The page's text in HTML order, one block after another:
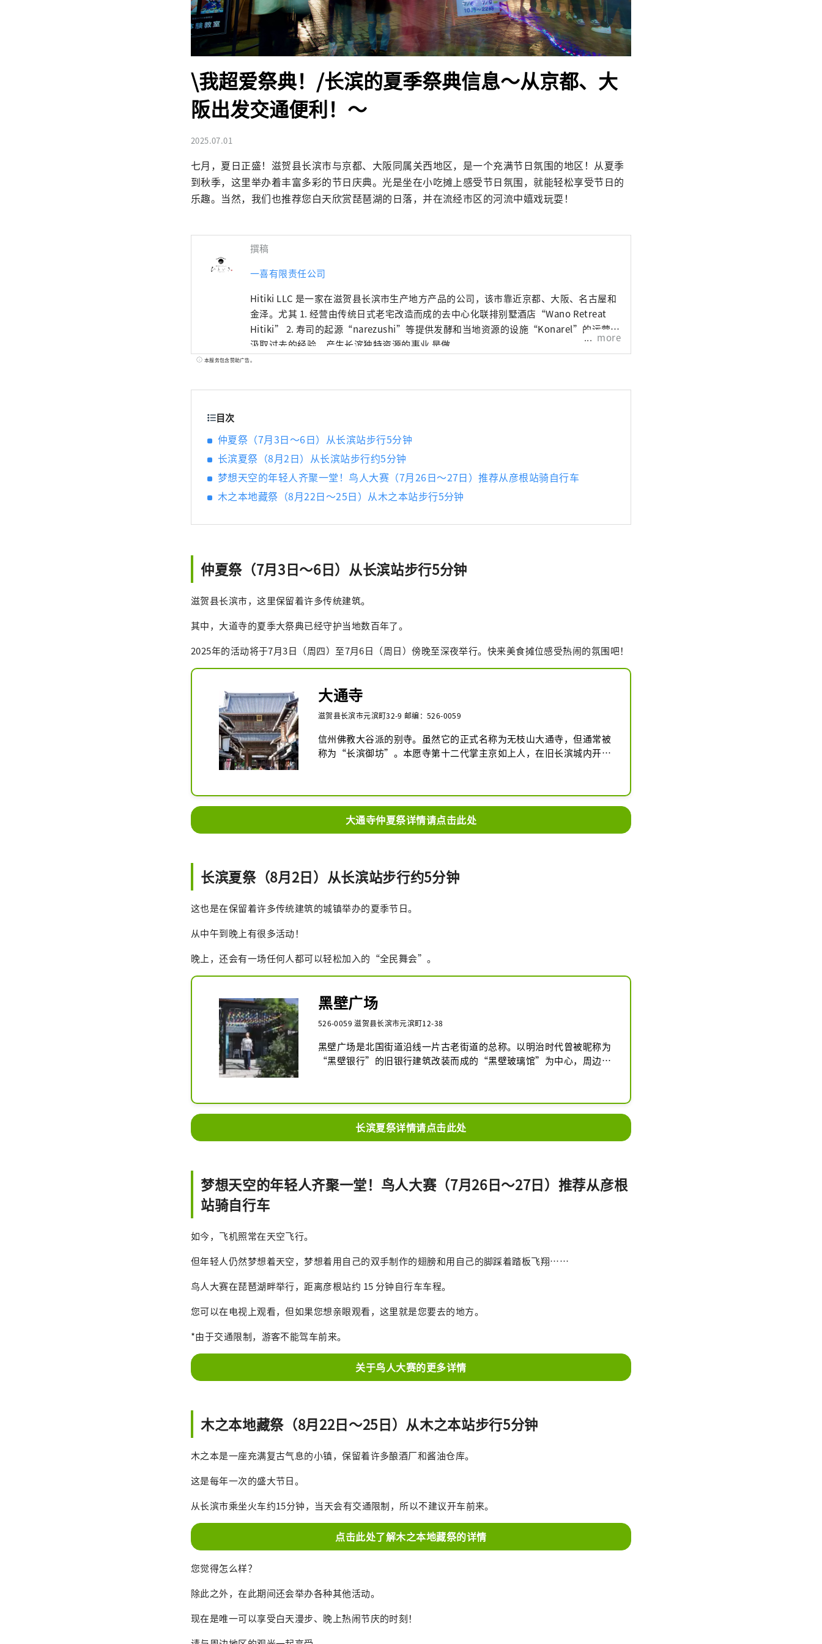
\我超爱祭典！/长滨的夏季祭典信息～从京都、大
阪出发交通便利！～
2025.07.01
七月，夏日正盛！滋贺县长滨市与京都、大阪同属关西地区，是一个充满节日氛围的地区！从夏季
到秋季，这里举办着丰富多彩的节日庆典。光是坐在小吃摊上感受节日氛围，就能轻松享受节日的
乐趣。当然，我们也推荐您白天欣赏琵琶湖的日落，并在流经市区的河流中嬉戏玩耍！
撰稿
一喜有限责任公司
Hitiki LLC 是一家在滋贺县长滨市生产地方产品的公司，该市靠近京都、大阪、名古屋和
金泽。尤其 1. 经营由传统日式老宅改造而成的去中心化联排别墅酒店“Wano Retreat
Hitiki” 2. 寿司的起源“narezushi”等提供发酵和当地资源的设施“Konarel”的运营 3.
汲取过去的经验，产生长滨独特资源的事业 是做
more
本服务包含赞助广告。
目次
仲夏祭（7月3日～6日）从长滨站步行5分钟
长滨夏祭（8月2日）从长滨站步行约5分钟
梦想天空的年轻人齐聚一堂！鸟人大赛（7月26日～27日）推荐从彦根站骑自行车
木之本地藏祭（8月22日～25日）从木之本站步行5分钟
仲夏祭（7月3日～6日）从长滨站步行5分钟
滋贺县长滨市，这里保留着许多传统建筑。
其中，大道寺的夏季大祭典已经守护当地数百年了。
2025年的活动将于7月3日（周四）至7月6日（周日）傍晚至深夜举行。快来美食摊位感受热闹的氛围吧！
大通寺
滋贺县长滨市元滨町32-9 邮编：526-0059
信州佛教大谷派的别寺。虽然它的正式名称为无枝山大通寺，但通常被
称为“长滨御坊”。本愿寺第十二代掌主京如上人，在旧长滨城内开设
物都是国家或国家的重要文化财产。城市。寺内有一口刻有南北朝时期
铭文的寺钟，为县指定文化遗产。客房内的墙壁（岩山轩、岚亭）由嘉
纳三乐、山雪、王京丸山绘制，庭园被指定为国家名胜。
半山轩庭园是以伊吹山为借景的观赏性枯山水庭园。山名由此而来。前
成人500日元、中学生100日元、小学生以下免费※20人以上团体折扣
*引自 https://www.biwako-visitors.jp/spot/detail/575/ 2023 年 8 月
大通寺仲夏祭详情请点击此处
长滨夏祭（8月2日）从长滨站步行约5分钟
这也是在保留着许多传统建筑的城镇举办的夏季节日。
从中午到晚上有很多活动！
晚上，还会有一场任何人都可以轻松加入的“全民舞会”。
黑壁广场
526-0059 滋贺县长滨市元滨町12-38
黑壁广场是北国街道沿线一片古老街道的总称。以明治时代曾被昵称为
“黑壁银行”的旧银行建筑改装而成的“黑壁玻璃馆”为中心，周边散
大的湖泊——琵琶湖，以及被群山环绕的丰饶自然景色。长滨·黑壁广
场是一个能同时体验历史街景、传统文化、新兴艺术与自然之美的迷人
长滨夏祭详情请点击此处
梦想天空的年轻人齐聚一堂！鸟人大赛（7月26日～27日）推荐从彦根
站骑自行车
如今，飞机照常在天空飞行。
但年轻人仍然梦想着天空，梦想着用自己的双手制作的翅膀和用自己的脚踩着踏板飞翔……
鸟人大赛在琵琶湖畔举行，距离彦根站约 15 分钟自行车车程。
您可以在电视上观看，但如果您想亲眼观看，这里就是您要去的地方。
*由于交通限制，游客不能驾车前来。
关于鸟人大赛的更多详情
木之本地藏祭（8月22日～25日）从木之本站步行5分钟
木之本是一座充满复古气息的小镇，保留着许多酿酒厂和酱油仓库。
这是每年一次的盛大节日。
从长滨市乘坐火车约15分钟，当天会有交通限制，所以不建议开车前来。
点击此处了解木之本地藏祭的详情
您觉得怎么样？
除此之外，在此期间还会举办各种其他活动。
现在是唯一可以享受白天漫步、晚上热闹节庆的时刻！